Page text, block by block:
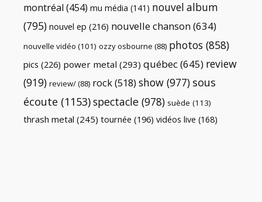
montréal (454) mu média (141) nouvel album
(795) nouvel ep (216) nouvelle chanson(634)
nouvelle vidéo (101) ozzy osbourne (88) photos (858)
pics (226) power metal (293) québec(645) review
(919) review/(88) rock(518) show (977) sous
écoute (1153)spectacle (978) suède (113)
thrash metal (245) tournée (196) vidéos live (168)